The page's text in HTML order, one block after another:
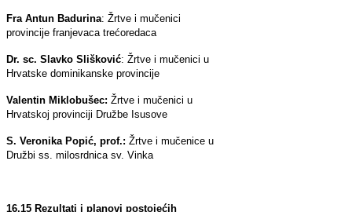
Fra Antun Badurina: Žrtve i mučenici
provincije franjevaca trećoredaca
Dr. sc. Slavko Slišković: Žrtve i mučenici u
Hrvatske dominikanske provincije
Valentin Miklobušec: Žrtve i mučenici u
Hrvatskoj provinciji Družbe Isusove
S. Veronika Popić, prof.: Žrtve i mučenice u
Družbi ss. milosrdnica sv. Vinka
16,15 Rezultati i planovi postojećih